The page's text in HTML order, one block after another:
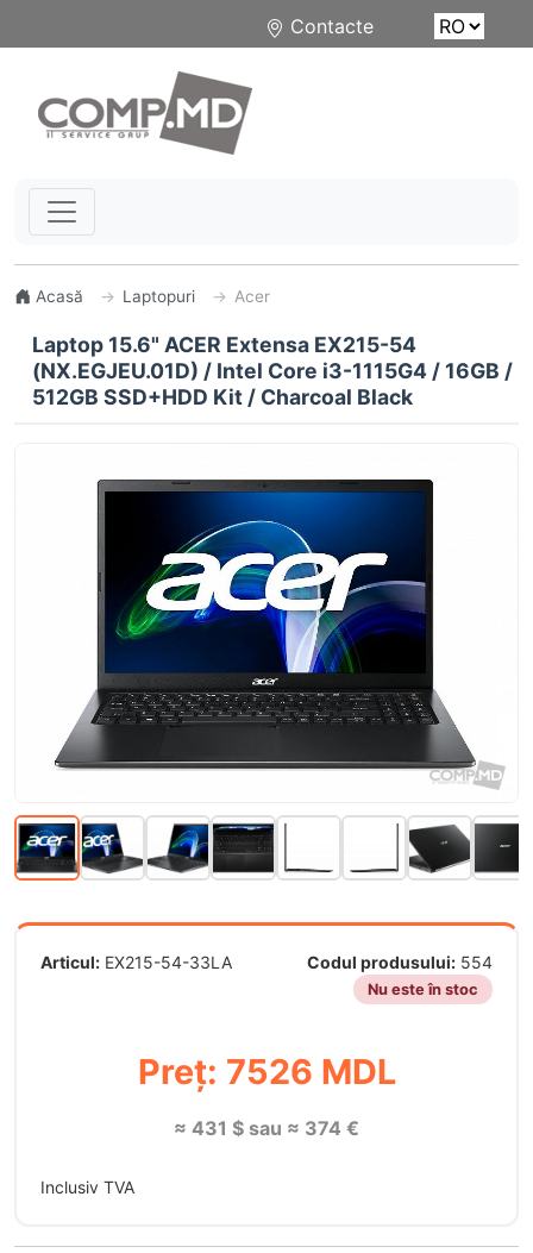
Contacte
Acasă Laptopuri Acer
Laptop 15.6" ACER Extensa EX215-54
(NX.EGJEU.01D) / Intel Core i3-1115G4 / 16GB /
512GB SSD+HDD Kit / Charcoal Black
Articul: EX215-54-33LA Codul produsului: 554
Nu este în stoc
Preț: 7526 MDL
≈ 431 $ sau ≈ 374 €
Inclusiv TVA